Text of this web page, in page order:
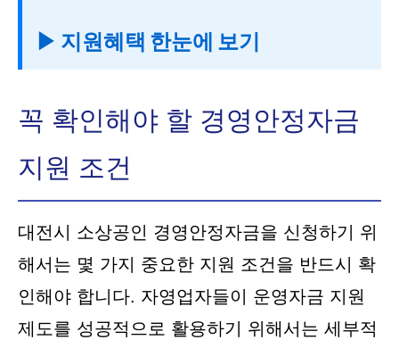
▶ 지원혜택 한눈에 보기
꼭 확인해야 할 경영안정자금
지원 조건
대전시 소상공인 경영안정자금을 신청하기 위
해서는 몇 가지 중요한 지원 조건을 반드시 확
인해야 합니다. 자영업자들이 운영자금 지원
제도를 성공적으로 활용하기 위해서는 세부적